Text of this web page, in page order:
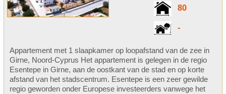
80
-
Appartement met 1 slaapkamer op loopafstand van de zee in
Girne, Noord-Cyprus Het appartement is gelegen in de regio
Esentepe in Girne, aan de oostkant van de stad en op korte
afstand van het stadscentrum. Esentepe is een zeer gewilde
regio geworden onder Europese investeerders vanwege het